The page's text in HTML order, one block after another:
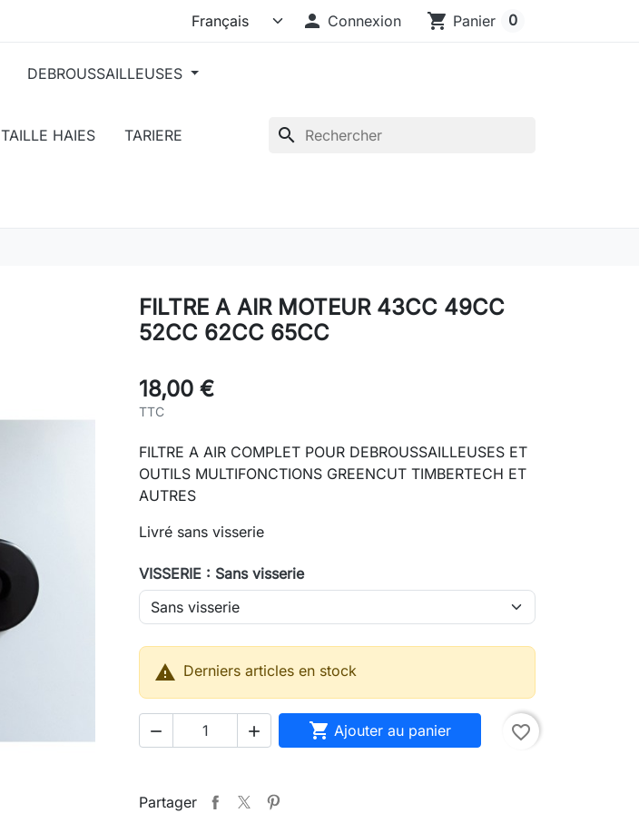
 Connexion shopping_cart Panier 0
search
DEBROUSSAILLEUSES
TAILLE HAIES TARIERE
FILTRE A AIR MOTEUR 43CC 49CC
52CC 62CC 65CC
18,00 €
TTC
FILTRE A AIR COMPLET POUR DEBROUSSAILLEUSES ET
OUTILS MULTIFONCTIONS GREENCUT TIMBERTECH ET
AUTRES
Livré sans visserie
VISSERIE : Sans visserie
 Derniers articles en stock
   Ajouter au panier favorite_border
Partager